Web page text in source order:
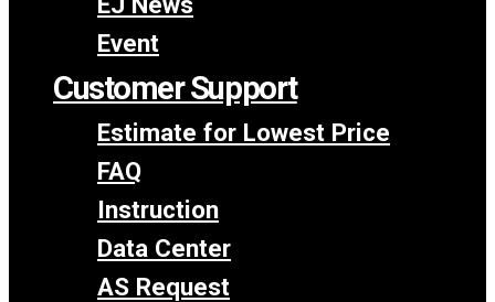
Event
Customer Support
Estimate for Lowest Price
FAQ
Instruction
Data Center
AS Request